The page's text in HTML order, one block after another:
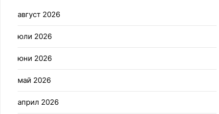
август 2026
юли 2026
юни 2026
май 2026
април 2026